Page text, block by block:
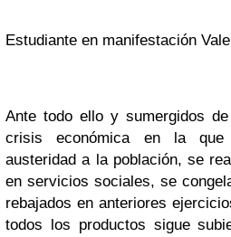
Estudiante en manifestación
Ante todo ello y sumergidos
crisis económica en la
austeridad a la población, se
en servicios sociales, se
rebajados en anteriores
todos los productos sigue